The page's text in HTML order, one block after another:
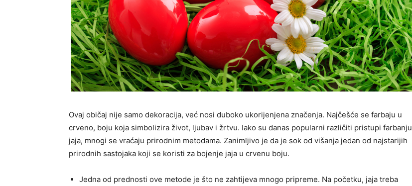
Ovaj običaj nije samo dekoracija, već nosi duboko ukorijenjena značenja. Najčešće se farbaju u
crveno, boju koja simbolizira život, ljubav i žrtvu. Iako su danas popularni različiti pristupi farbanju
jaja, mnogi se vraćaju prirodnim metodama. Zanimljivo je da je sok od višanja jedan od najstarijih
prirodnih sastojaka koji se koristi za bojenje jaja u crvenu boju.
Jedna od prednosti ove metode je što ne zahtijeva mnogo pripreme. Na početku, jaja treba